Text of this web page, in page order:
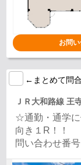
お問
←まとめて問
ＪＲ大和路線 王
☆通勤・通学
向き１R！！
問い合わせ番